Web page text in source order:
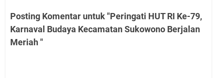
Posting Komentar untuk "Peringati HUT RI Ke-79,
Karnaval Budaya Kecamatan Sukowono Berjalan
Meriah "